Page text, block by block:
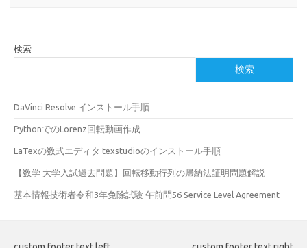
検索
検索
DaVinci Resolve インストール手順
PythonでのLorenz回転動画作成
LaTexの数式エディタ texstudioのインストール手順
【数学 大学入試過去問題】回転移動行列の帰納法証明問題解説
基本情報技術者令和3年免除試験 午前問56 Service Level Agreement